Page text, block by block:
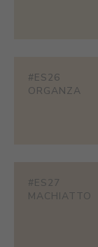
#ES26
ORGANZA
#ES27
MACHIATTO